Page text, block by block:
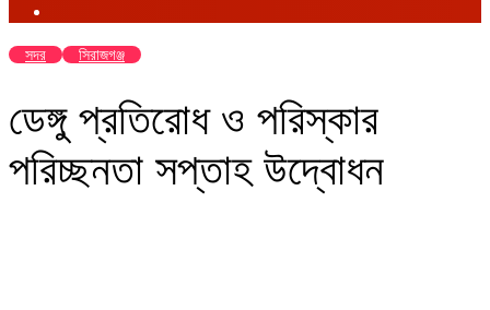
সদর সিরাজগঞ্জ
ডেঙ্গু প্রতিরোধ ও পরিস্কার
পরিচ্ছনতা সপ্তাহ উদ্বোধন